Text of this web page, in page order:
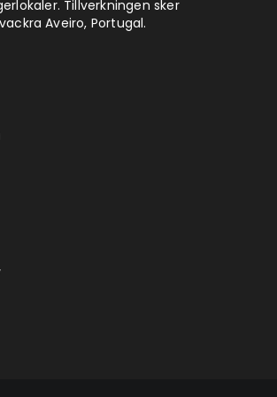
Tillverkningen sker
Aveiro, Portugal.